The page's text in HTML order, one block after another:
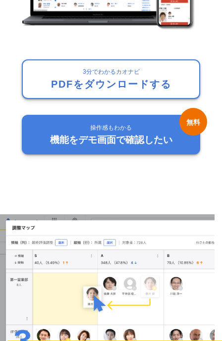
3分でわかるカオナビ
PDFをダウンロードする
操作感もわかる
機能をデモ画面で確認したい